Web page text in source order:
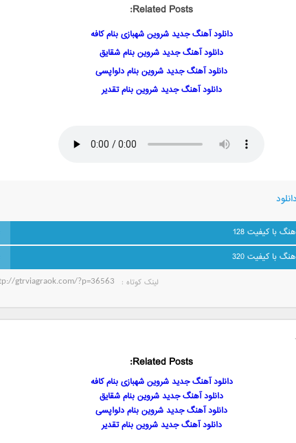
Related Posts:
دانلود آهنگ جدید شروین شهبازی بنام کافه
دانلود آهنگ جدید شروین بنام شقایق
دانلود آهنگ جدید شروین بنام دلواپسی
دانلود آهنگ جدید شروین بنام تقدیر
با کیفیت 128
با کیفیت 320
لینک کوتاه‌ :
Related Posts:
دانلود آهنگ جدید شروین شهبازی بنام کافه
دانلود آهنگ جدید شروین بنام شقایق
دانلود آهنگ جدید شروین بنام دلواپسی
دانلود آهنگ جدید شروین بنام تقدیر